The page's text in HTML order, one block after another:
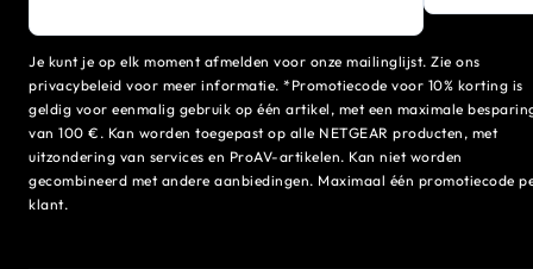
Je kunt je op elk moment afmelden voor onze mailinglijst. Zie ons
privacybeleid voor meer informatie. *Promotiecode voor 10% korting is
geldig voor eenmalig gebruik op één artikel, met een maximale
van 100 €. Kan worden toegepast op alle NETGEAR producten, met
uitzondering van services en ProAV-artikelen. Kan niet worden
gecombineerd met andere aanbiedingen. Maximaal één promotiecode
klant.